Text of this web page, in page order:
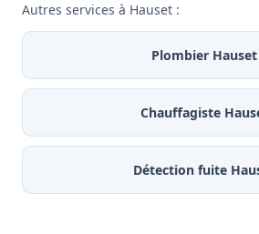
Autres services à Hauset :
Plombier Hauset
Chauffagiste
Détection fuite